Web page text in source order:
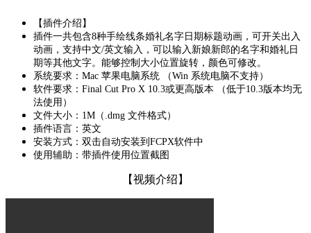
【插件介绍】
插件一共包含8种手绘线条婚礼名字日期标题动画，可开关出入
动画，支持中文/英文输入，可以输入新娘新郎的名字和婚礼日
期等其他文字。能够控制大小位置旋转，颜色可修改。
系统要求：Mac 苹果电脑系统 （Win 系统电脑不支持）
软件要求：Final Cut Pro X 10.3或更高版本 （低于10.3版本均无
法使用）
文件大小：1M（.dmg 文件格式）
插件语言：英文
安装方式：双击自动安装到FCPX软件中
使用辅助：带插件使用位置截图
【视频介绍】